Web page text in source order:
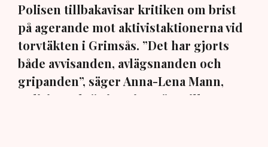
Polisen tillbakavisar kritiken om brist
på agerande mot aktivistaktionerna vid
torvtäkten i Grimsås. ”Det har gjorts
både avvisanden, avlägsnanden och
gripanden”, säger Anna-Lena Mann,
polisinspektör i region Väst, till TN.